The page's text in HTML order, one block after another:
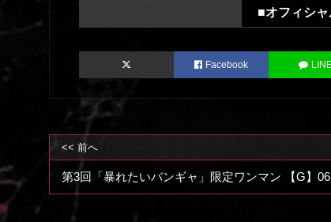
■オフィシ
Facebook
<< 前へ
第3回「暴れたいバンギャ」限定ワンマン 【G】